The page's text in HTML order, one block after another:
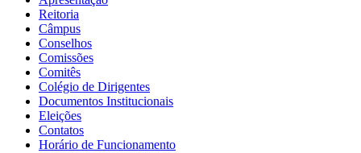
Reitoria
Câmpus
Conselhos
Comissões
Comitês
Colégio de Dirigentes
Documentos Institucionais
Eleições
Contatos
Horário de Funcionamento